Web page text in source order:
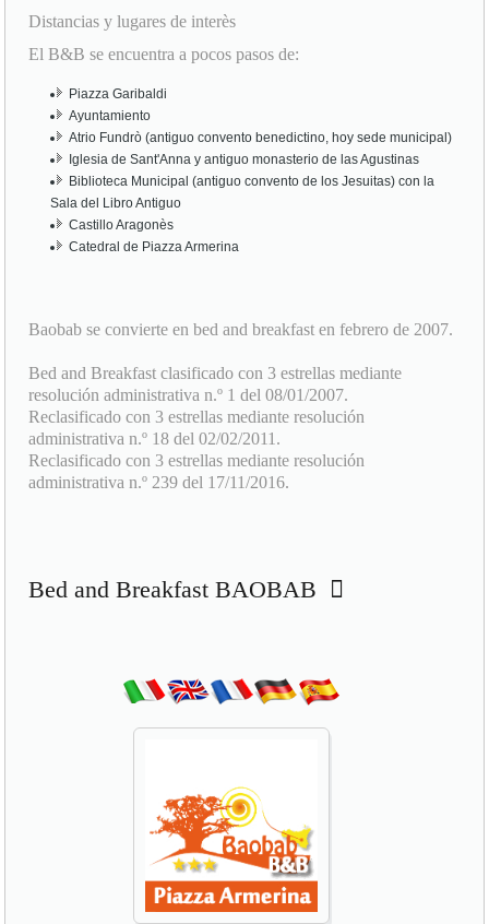
Distancias y lugares de interès
El B&B se encuentra a pocos pasos de:
Piazza Garibaldi
Ayuntamiento
Atrio Fundrò (antiguo convento benedictino, hoy sede municipal)
Iglesia de Sant'Anna y antiguo monasterio de las Agustinas
Biblioteca Municipal (antiguo convento de los Jesuitas) con la
Sala del Libro Antiguo
Castillo Aragonès
Catedral de Piazza Armerina
Baobab se convierte en bed and breakfast en febrero de 2007.
Bed and Breakfast clasificado con 3 estrellas mediante
resolución administrativa n.º 1 del 08/01/2007.
Reclasificado con 3 estrellas mediante resolución
administrativa n.º 18 del 02/02/2011.
Reclasificado con 3 estrellas mediante resolución
administrativa n.º 239 del 17/11/2016.
Bed and Breakfast BAOBAB